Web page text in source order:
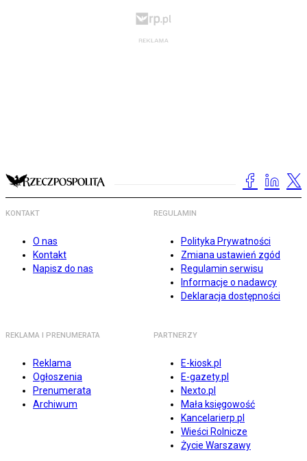
KONTAKT
O nas
Kontakt
Napisz do nas
REGULAMIN
Polityka Prywatności
Zmiana ustawień zgód
Regulamin serwisu
Informacje o nadawcy
Deklaracja dostępności
REKLAMA I PRENUMERATA
Reklama
Ogłoszenia
Prenumerata
Archiwum
PARTNERZY
E-kiosk.pl
E-gazety.pl
Nexto.pl
Mała księgowość
Kancelarierp.pl
Wieści Rolnicze
Życie Warszawy